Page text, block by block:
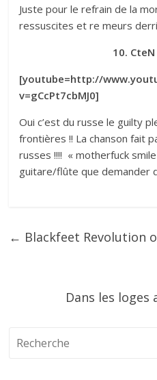
Juste pour le refrain de la
ressuscites et re meurs
10.
[youtube=http://
v=gCcPt7cbMJ0]
Oui c’est du russe le guilty
frontières !! La chanson fait
russes !!!! « motherfuck
guitare/flûte que demander
← Blackfeet Revolution
Dans les loges